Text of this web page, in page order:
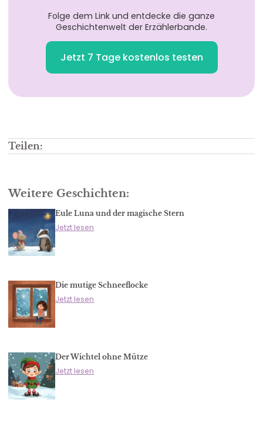
Folge dem Link und entdecke die ganze
Geschichtenwelt der Erzählerbande.
Jetzt 7 Tage kostenlos testen
Teilen:
Weitere Geschichten:
Eule Luna und der magische Stern
Jetzt lesen
Die mutige Schneeflocke
Jetzt lesen
Der Wichtel ohne Mütze
Jetzt lesen